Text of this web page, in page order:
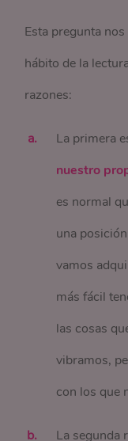
Esta pregunta nos
hábito de la
razones:
La primera
nuestro
es normal
una
vamos
más fácil
las cosas
vibramos,
con los que
La segunda